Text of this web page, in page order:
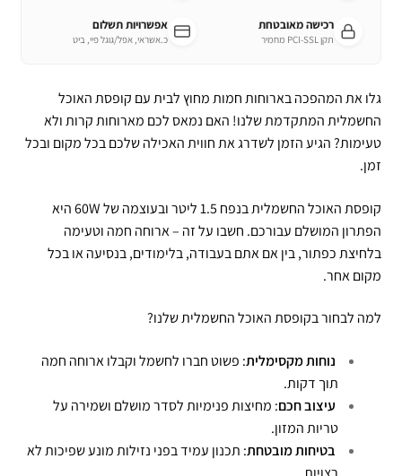
רכישה מאובטחת
תקן PCI-SSL מחמיר
אפשרויות תשלום
כ.אשראי, אפל/גוגל פיי, ביט
גלו את המהפכה בארוחות חמות מחוץ לבית עם קופסת האוכל
החשמלית המתקדמת שלנו! האם נמאס לכם מארוחות קרות ולא
טעימות? הגיע הזמן לשדרג את חווית האכילה שלכם בכל מקום ובכל
זמן.
קופסת האוכל החשמלית בנפח 1.5 ליטר ובעוצמה של 60W היא
הפתרון המושלם עבורכם. חשבו על זה – ארוחה חמה וטעימה
בלחיצת כפתור, בין אם אתם בעבודה, בלימודים, בנסיעה או בכל
מקום אחר.
למה לבחור בקופסת האוכל החשמלית שלנו?
נוחות מקסימלית: פשוט חברו לחשמל וקבלו ארוחה חמה
תוך דקות.
עיצוב חכם: מחיצות פנימיות לסדר מושלם ושמירה על
טריות המזון.
בטיחות מובטחת: תכנון עמיד בפני נזילות מונע שפיכות לא